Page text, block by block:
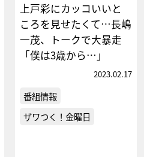
上戸彩にカッコいいと
ころを見せたくて…長嶋
一茂、トークで大暴走
「僕は3歳から…」
2023.02.17
番組情報
ザワつく！金曜日